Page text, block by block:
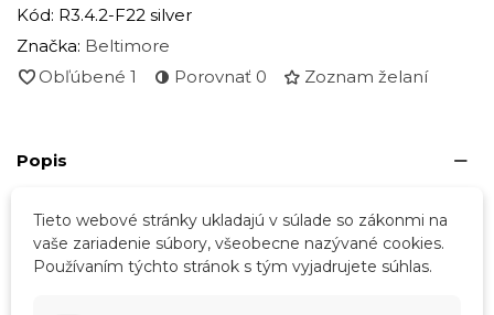
Kód: R3.4.2-F22 silver
Značka: Beltimore
Obľúbené 1 Porovnať 0 Zoznam želaní
Popis
Rozmery:
- Dĺžka 20 cm
Tieto webové stránky ukladajú v súlade so zákonmi na
vaše zariadenie súbory, všeobecne nazývané cookies.
Používaním týchto stránok s tým vyjadrujete súhlas.